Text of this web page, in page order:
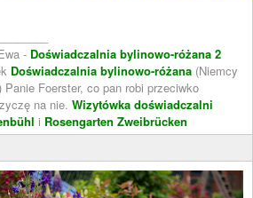
- Doświadczalnia bylinowo-różana 2
Doświadczalnia bylinowo-różana (Niemcy
Panie Foerster, co pan robi przeciwko
na nie. Wizytówka doświadczalni
i Rosengarten Zweibrücken